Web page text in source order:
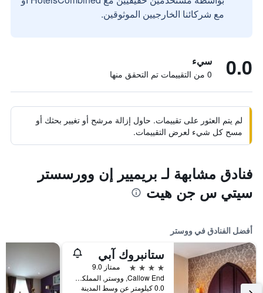
مع شركائنا الخارجيين الموثوقين.
0.0 سيء
0 من التقييمات تم التحقق منها
لم يتم العثور على تقييمات. حاول إزالة مرشح أو تغيير بحثك أو
مسح كل شيء لعرض التقييمات.
فنادق مشابهة لـ بريميير إن وورسستر
سيتي س جن هيت
أفضل الفنادق في ووستر
ستانبروك آبي
4 نجوم
ممتاز 9.0
Callow End, ووستر, المملكة المتحدة
0.0 كيلومتر عن وسط المدينة